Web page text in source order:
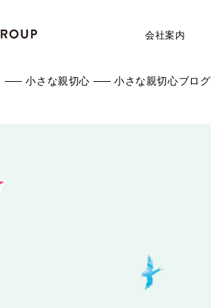
会社案内
小さな親切心 小さな親切心ブログ